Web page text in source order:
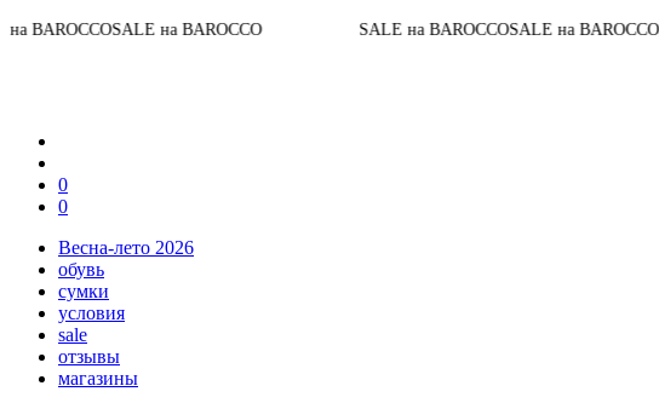
на BAROCCO SALE на BAROCCOSALE на BAROCCOДо конца акции
0
0
Весна-лето 2026
обувь
сумки
условия
sale
отзывы
магазины